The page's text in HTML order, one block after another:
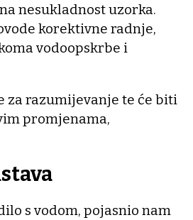
nesukladnost uzorka.
korektivne radnje,
vodoopskrbe i
za razumijevanje te će biti
promjenama,
s vodom, pojasnio nam